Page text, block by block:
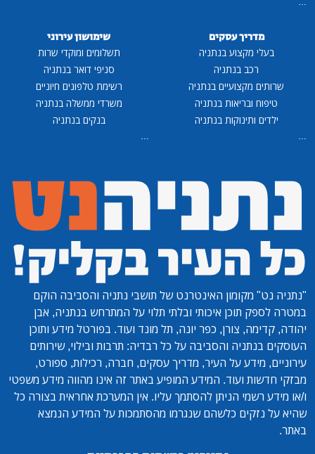
מדריך עסקים
בעלי מקצוע בנתניה
רכב בנתניה
שרותים מקצועיים בנתניה
טיפוח ובריאות בנתניה
ילדים ותינוקות בנתניה
שימושון עירוני
תשלומים ומוקדי שרות
סניפי דואר בנתניה
רשימת טלפונים חיוניים
משרדי ממשלה בנתניה
בנקים בנתניה
"נתניה נט" מקומון האינטרנט של תושבי נתניה והסביבה הוקם
במטרה לספק תוכן איכותי ובלתי תלוי על המתרחש בנתניה, אבן
יהודה, קדימה, צורן, כפר יונה, תל מונד ועוד. בפורטל מידע ותוכן
העוסקים בנתניה והסביבה על כל רבדיה: תרבות ובילוי, שירותים
עירוניים, מידע על העיר, מדריך עסקים, חברה, רכילות, ספורט,
מבזקי חדשות ועוד. המידע המופיע באתר זה אינו מהווה מידע משפטי
ו/או מידע רשמי הניתן להסתמך עליו. אין המערכת אחראית בצורה כל
שהיא על נזקים כלשהם שנגרמו מהסתמכות על המידע הנמצא
באתר.